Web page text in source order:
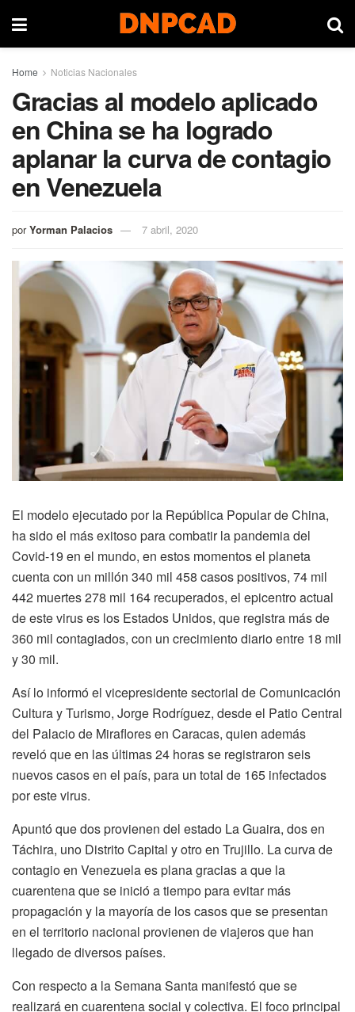
Home Noticias Nacionales
Gracias al modelo aplicado
en China se ha logrado
aplanar la curva de contagio
en Venezuela
por Yorman Palacios 7 abril, 2020
El modelo ejecutado por la República Popular de China,
ha sido el más exitoso para combatir la pandemia del
Covid-19 en el mundo, en estos momentos el planeta
cuenta con un millón 340 mil 458 casos positivos, 74 mil
442 muertes 278 mil 164 recuperados, el epicentro actual
de este virus es los Estados Unidos, que registra más de
360 mil contagiados, con un crecimiento diario entre 18 mil
y 30 mil.
Así lo informó el vicepresidente sectorial de Comunicación
Cultura y Turismo, Jorge Rodríguez, desde el Patio Central
del Palacio de Miraflores en Caracas, quien además
reveló que en las últimas 24 horas se registraron seis
nuevos casos en el país, para un total de 165 infectados
por este virus.
Apuntó que dos provienen del estado La Guaira, dos en
Táchira, uno Distrito Capital y otro en Trujillo. La curva de
contagio en Venezuela es plana gracias a que la
cuarentena que se inició a tiempo para evitar más
propagación y la mayoría de los casos que se presentan
en el territorio nacional provienen de viajeros que han
llegado de diversos países.
Con respecto a la Semana Santa manifestó que se
realizará en cuarentena social y colectiva. El foco principal